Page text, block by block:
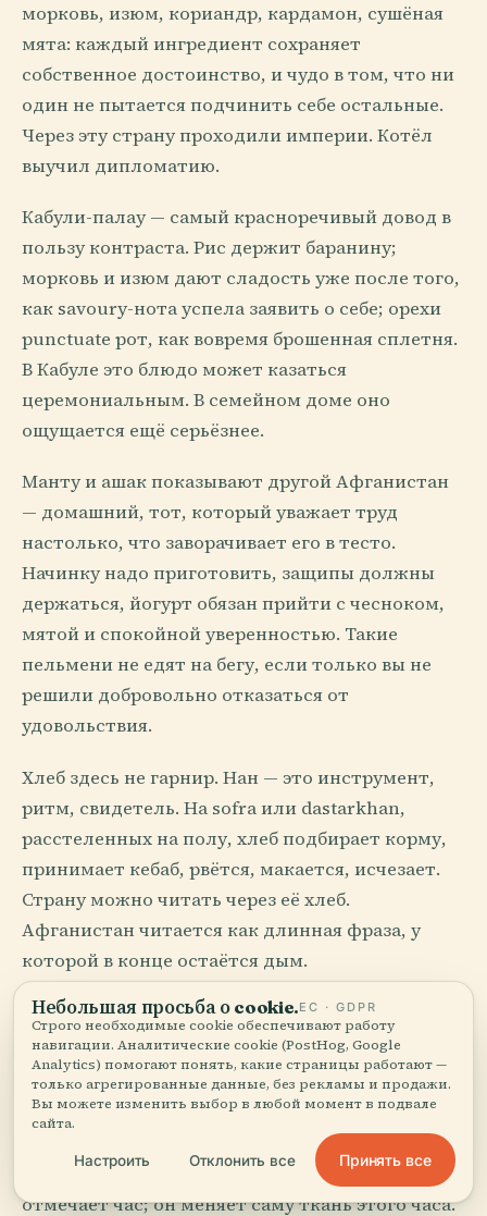
морковь, изюм, кориандр, кардамон, сушёная
мята: каждый ингредиент сохраняет
собственное достоинство, и чудо в том, что ни
один не пытается подчинить себе остальные.
Через эту страну проходили империи. Котёл
выучил дипломатию.
Кабули-палау — самый красноречивый довод в
пользу контраста. Рис держит баранину;
морковь и изюм дают сладость уже после того,
как savoury-нота успела заявить о себе; орехи
punctuate рот, как вовремя брошенная сплетня.
В Кабуле это блюдо может казаться
церемониальным. В семейном доме оно
ощущается ещё серьёзнее.
Манту и ашак показывают другой Афганистан
— домашний, тот, который уважает труд
настолько, что заворачивает его в тесто.
Начинку надо приготовить, защипы должны
держаться, йогурт обязан прийти с чесноком,
мятой и спокойной уверенностью. Такие
пельмени не едят на бегу, если только вы не
решили добровольно отказаться от
удовольствия.
Хлеб здесь не гарнир. Нан — это инструмент,
ритм, свидетель. На sofra или dastarkhan,
расстеленных на полу, хлеб подбирает корму,
принимает кебаб, рвётся, макается, исчезает.
Страну можно читать через её хлеб.
Афганистан читается как длинная фраза, у
которой в конце остаётся дым.
Вера с пылью на подоле
Религия в Афганистане одновременно
публична, интимна, унаследована, спорна и
вплетена в расписание самых обычных
действий. Призыв к молитве не просто
отмечает час; он меняет саму ткань этого часа.
Небольшая просьба о cookie.ЕС · GDPR
Строго необходимые cookie обеспечивают работу
навигации. Аналитические cookie (PostHog, Google
Analytics) помогают понять, какие страницы работают —
только агрегированные данные, без рекламы и продажи.
Вы можете изменить выбор в любой момент в подвале
сайта.
Настроить Отклонить все Принять все